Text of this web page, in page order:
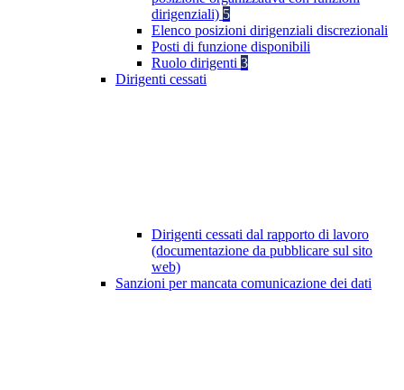
dirigenziali) 5
Elenco posizioni dirigenziali discrezionali
Posti di funzione disponibili
Ruolo dirigenti 3
Dirigenti cessati
Dirigenti cessati dal rapporto di lavoro
(documentazione da pubblicare sul sito
web)
Sanzioni per mancata comunicazione dei dati